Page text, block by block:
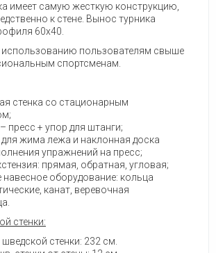
имеет самую жесткую конструкцию,
к стене. Вынос турника
60х40.
использованию пользователям свыше
спортсменам.
стенка со стационарным
пресс + упор для штанги;
жима лежа и наклонная доска
упражнений на пресс;
прямая, обратная, угловая;
навесное оборудование: кольца
канат, веревочная
стенки:
стенки: 232 см.